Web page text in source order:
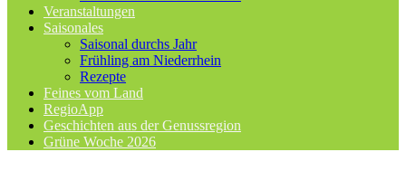
Veranstaltungen
Saisonales
Saisonal durchs Jahr
Frühling am Niederrhein
Rezepte
Feines vom Land
RegioApp
Geschichten aus der Genussregion
Grüne Woche 2026